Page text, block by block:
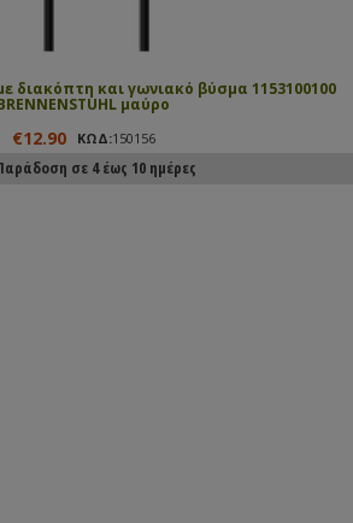
διακόπτη και γωνιακό βύσμα 1153100100
μαύρο
€12.90 ΚΩΔ:150156
σε 4 έως 10 ημέρες